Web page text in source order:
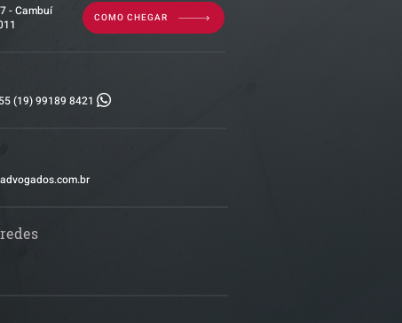
- Cambuí
COMO CHEGAR
(19) 99189 8421